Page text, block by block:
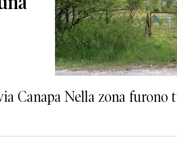
Canapa Nella zona furono